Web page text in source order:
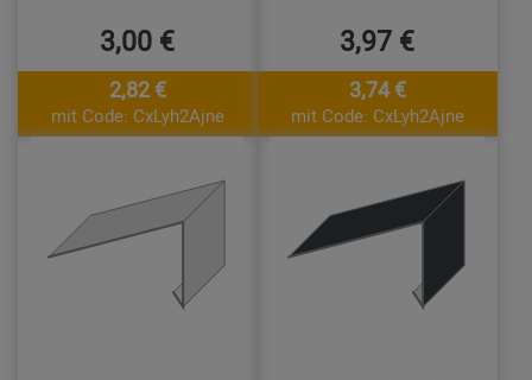
3,00 €
2,82 €
mit Code: CxLyh2Ajne
3,97 €
3,74 €
mit Code: CxLyh2Ajne